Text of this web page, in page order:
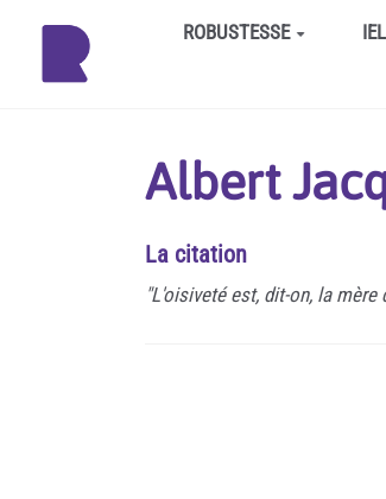
Aller au contenu principalROBUSTESSE
Albert
La citation
"L'oisiveté est, dit-on, la